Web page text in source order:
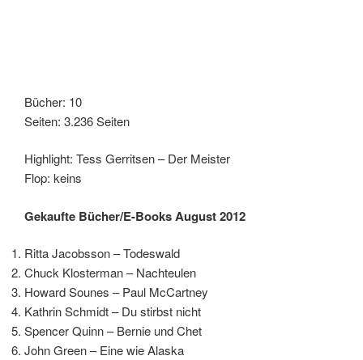
Bücher: 10
Seiten: 3.236 Seiten
Highlight: Tess Gerritsen – Der Meister
Flop: keins
Gekaufte Bücher/E-Books August 2012
Ritta Jacobsson – Todeswald
Chuck Klosterman – Nachteulen
Howard Sounes – Paul McCartney
Kathrin Schmidt – Du stirbst nicht
Spencer Quinn – Bernie und Chet
John Green – Eine wie Alaska